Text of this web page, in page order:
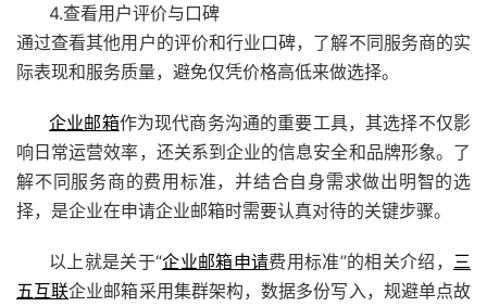
4.查看用户评价与口碑
通过查看其他用户的评价和行业口碑，了解不同服务商的实
际表现和服务质量，避免仅凭价格高低来做选择。
企业邮箱作为现代商务沟通的重要工具，其选择不仅影
响日常运营效率，还关系到企业的信息安全和品牌形象。了
解不同服务商的费用标准，并结合自身需求做出明智的选
择，是企业在申请企业邮箱时需要认真对待的关键步骤。
以上就是关于“企业邮箱申请费用标准”的相关介绍， 三
五互联企业邮箱采用集群架构，数据多份写入，规避单点故